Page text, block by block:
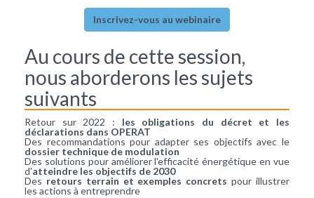
Inscrivez-vous au webinaire
Au cours de cette session,
nous aborderons les sujets
suivants
Retour sur 2022 : les obligations du décret et les
déclarations dans OPERAT
Des recommandations pour adapter ses objectifs avec le
dossier technique de modulation
Des solutions pour améliorer l'efficacité énergétique en vue
d'atteindre les objectifs de 2030
Des retours terrain et exemples concrets pour illustrer
les actions à entreprendre